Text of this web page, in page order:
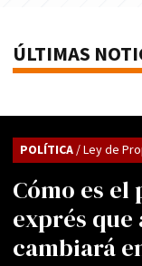
ÚLTIMAS
Cómo es
exprés que
cambiará
POLÍTICA/ Ley de